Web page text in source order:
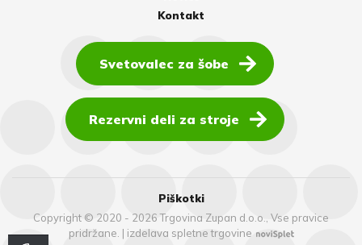
Kontakt
Svetovalec za šobe
Rezervni deli za stroje
Piškotki
Copyright © 2020 - 2026 Trgovina Zupan d.o.o., Vse pravice
pridržane. | izdelava spletne trgovine